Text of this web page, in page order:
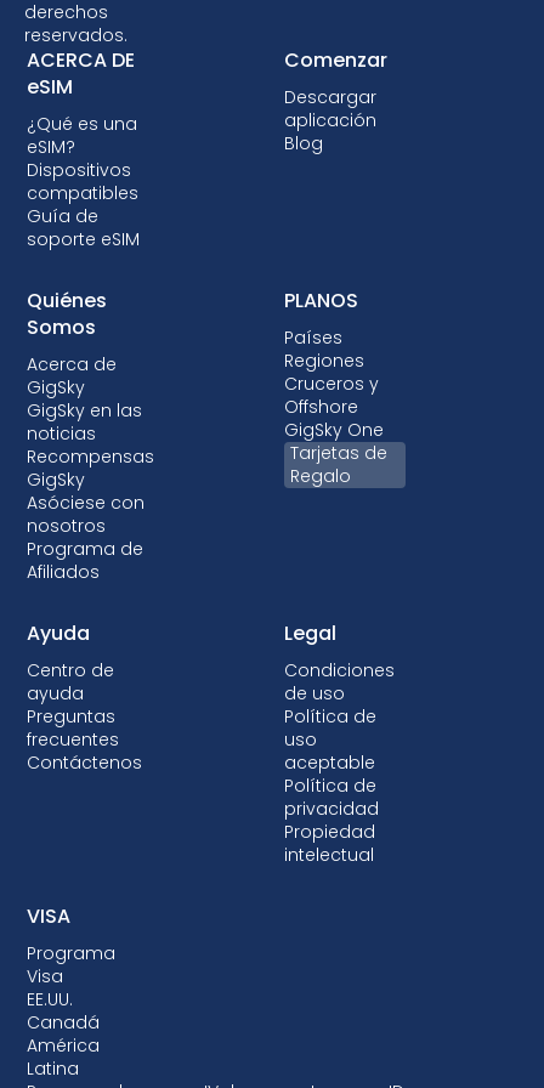
país de destino sin utilizar aplicaciones que
usan datos como WhatsApp y Facebook
Messenger.
derechos
reservados.
ACERCA DE
eSIM
¿Qué es una
eSIM?
Dispositivos
compatibles
Guía de
soporte eSIM
Comenzar
Descargar
aplicación
Blog
Quiénes
Somos
Acerca de
GigSky
GigSky en las
noticias
Recompensas
GigSky
Asóciese con
nosotros
Programa de
Afiliados
PLANOS
Países
Regiones
Cruceros y
Offshore
GigSky One
Tarjetas de
Regalo
Ayuda
Centro de
ayuda
Preguntas
frecuentes
Contáctenos
Legal
Condiciones
de uso
Política de
uso
aceptable
Política de
privacidad
Propiedad
intelectual
VISA
Programa
Visa
EE.UU.
Canadá
América
Latina